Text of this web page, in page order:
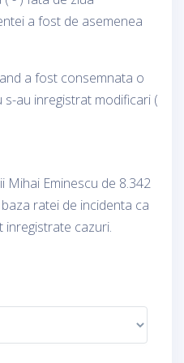
a fost de asemenea
a fost consemnata o
s-au inregistrat modificari (
Mihai Eminescu de 8.342
ratei de incidenta ca
inregistrate cazuri.